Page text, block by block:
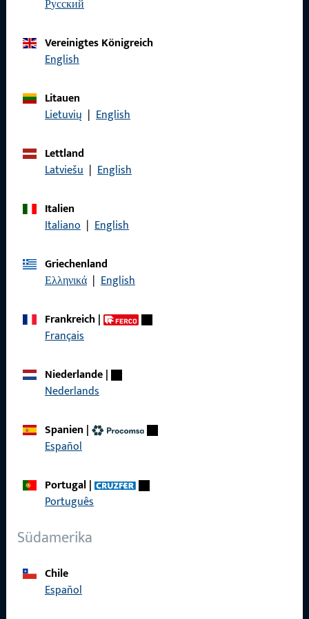
Wir sind gerne für Sie da – schnell, kompetent und
Rufen Sie uns an
русский
Vereinigtes Königreich
English
Litauen
Lietuvių | English
Lettland
Latviešu | English
Italien
Italiano | English
Griechenland
Ελληνικά | English
Frankreich|
Français
Niederlande|
Nederlands
Spanien |
Español
Portugal|
Português
Südamerika
Chile
Español
Impressum
Über Uns
Referenzen